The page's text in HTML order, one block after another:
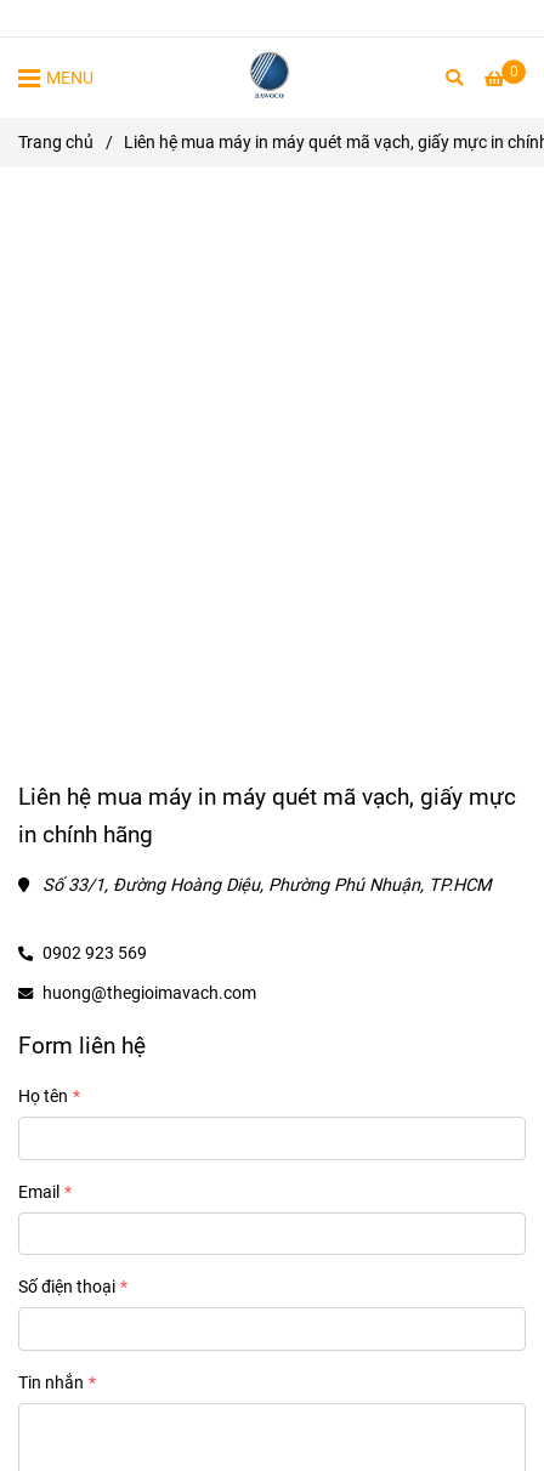
0
MENU
Trang chủ / Liên hệ mua máy in máy quét mã vạch, giấy mực in
Liên hệ mua máy in máy quét mã vạch, giấy mực
in chính hãng
Số 33/1, Đường Hoàng Diệu, Phường Phú Nhuận, TP.HCM
0902 923 569
huong@thegioimavach.com
Form liên hệ
Họ tên
Email
Số điện thoại
Tin nhắn